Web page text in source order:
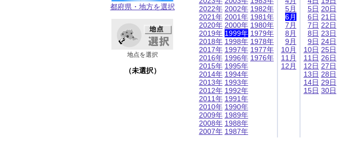
都府県・地方を選択
地点を選択
（未選択）
2022年
2021年
2020年
2019年
2018年
2017年
2016年
2015年
2014年
2013年
2012年
2011年
2010年
2009年
2008年
2007年
2002年
2001年
2000年
1999年
1998年
1997年
1996年
1995年
1994年
1993年
1992年
1991年
1990年
1989年
1988年
1987年
1982年
1981年
1980年
1979年
1978年
1977年
1976年
5月
6月
7月
8月
9月
10月
11月
12月
5日
6日
7日
8日
9日
10日
11日
12日
13日
14日
15日
20日
21日
22日
23日
24日
25日
26日
27日
28日
29日
30日